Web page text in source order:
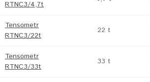
RTNC3/4,7t
Tensometr
RTNC3/22t
22 t
Tensometr
RTNC3/33t
33 t